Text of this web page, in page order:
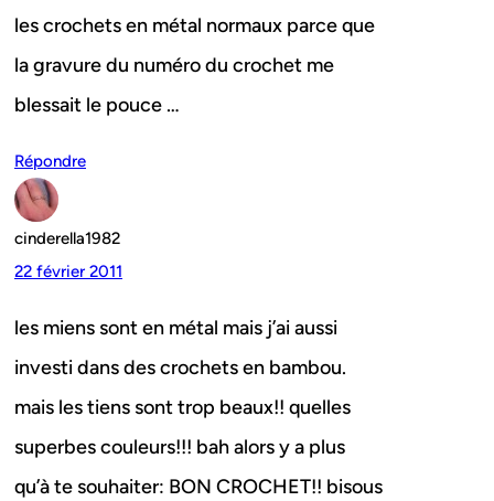
les crochets en métal normaux parce que
la gravure du numéro du crochet me
blessait le pouce …
Répondre
cinderella1982
22 février 2011
les miens sont en métal mais j’ai aussi
investi dans des crochets en bambou.
mais les tiens sont trop beaux!! quelles
superbes couleurs!!! bah alors y a plus
qu’à te souhaiter: BON CROCHET!! bisous